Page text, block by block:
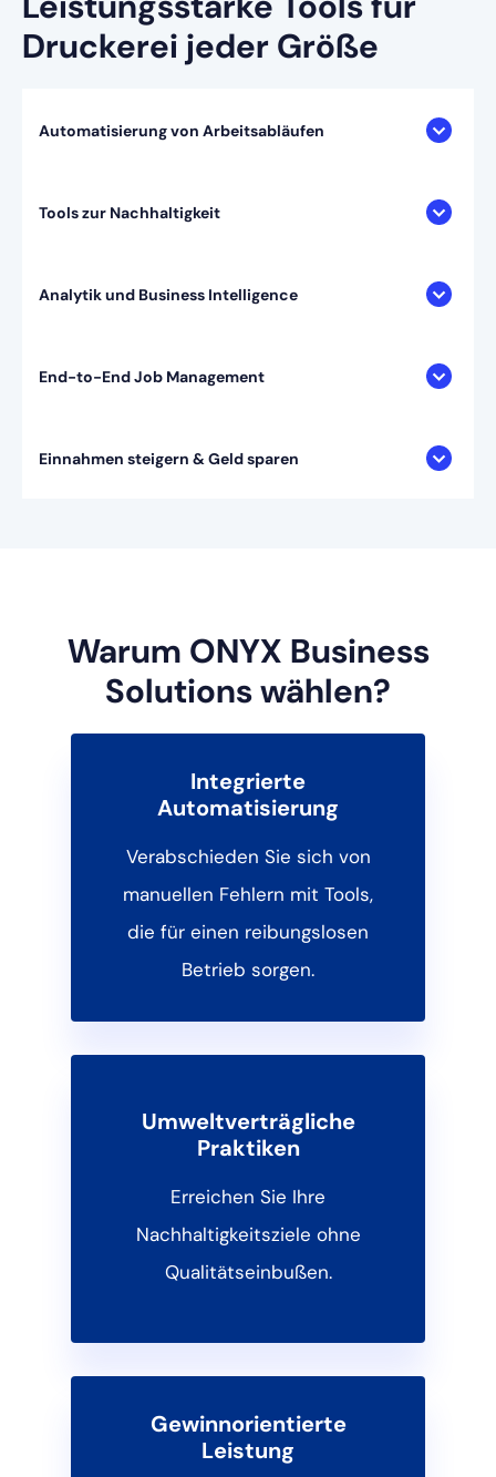
Druckerei jeder Größe
Automatisierung von Arbeitsabläufen
Tools zur Nachhaltigkeit
Analytik und Business Intelligence
End-to-End Job Management
Einnahmen steigern & Geld sparen
Warum ONYX Business
Solutions wählen?
Integrierte
Automatisierung
Verabschieden Sie sich von
manuellen Fehlern mit Tools,
die für einen reibungslosen
Betrieb sorgen.
Umweltverträgliche
Praktiken
Erreichen Sie Ihre
Nachhaltigkeitsziele ohne
Qualitätseinbußen.
Gewinnorientierte
Leistung